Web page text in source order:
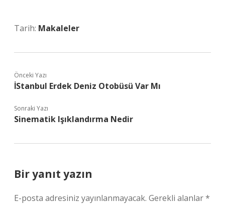
Tarih: Makaleler
Önceki Yazı
İStanbul Erdek Deniz Otobüsü Var Mı
Sonraki Yazı
Sinematik Işıklandırma Nedir
Bir yanıt yazın
E-posta adresiniz yayınlanmayacak. Gerekli alanlar*